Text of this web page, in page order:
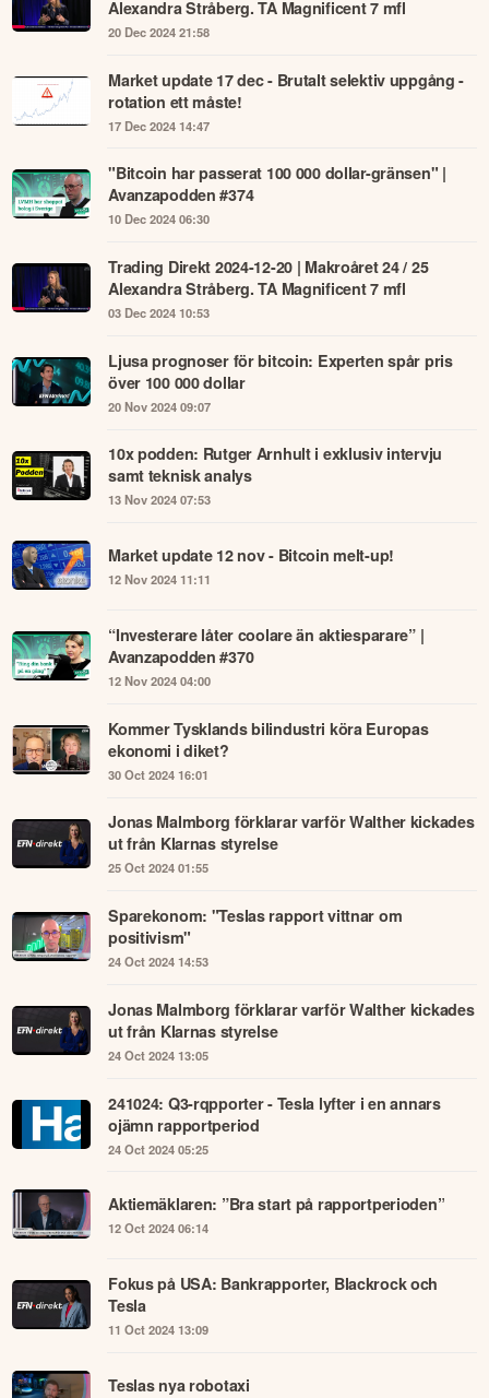
Alexandra Stråberg. TA Magnificent 7 mfl
20 Dec 2024 21:58
Market update 17 dec - Brutalt selektiv uppgång -
rotation ett måste!
17 Dec 2024 14:47
"Bitcoin har passerat 100 000 dollar-gränsen" |
Avanzapodden #374
10 Dec 2024 06:30
Trading Direkt 2024-12-20 | Makroåret 24 / 25
Alexandra Stråberg. TA Magnificent 7 mfl
03 Dec 2024 10:53
Ljusa prognoser för bitcoin: Experten spår pris
över 100 000 dollar
20 Nov 2024 09:07
10x podden: Rutger Arnhult i exklusiv intervju
samt teknisk analys
13 Nov 2024 07:53
Market update 12 nov - Bitcoin melt-up!
12 Nov 2024 11:11
“Investerare låter coolare än aktiesparare” |
Avanzapodden #370
12 Nov 2024 04:00
Kommer Tysklands bilindustri köra Europas
ekonomi i diket?
30 Oct 2024 16:01
Jonas Malmborg förklarar varför Walther kickades
ut från Klarnas styrelse
25 Oct 2024 01:55
Sparekonom: "Teslas rapport vittnar om
positivism"
24 Oct 2024 14:53
Jonas Malmborg förklarar varför Walther kickades
ut från Klarnas styrelse
24 Oct 2024 13:05
241024: Q3-rqpporter - Tesla lyfter i en annars
ojämn rapportperiod
24 Oct 2024 05:25
Aktiemäklaren: ”Bra start på rapportperioden”
12 Oct 2024 06:14
Fokus på USA: Bankrapporter, Blackrock och
Tesla
11 Oct 2024 13:09
Teslas nya robotaxi